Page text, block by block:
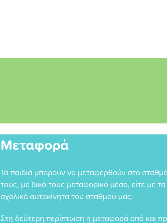
Μεταφορά
Τα παιδιά μπορούν να μεταφερθούν στο
τους, με δικό τους μεταφορικό μέσο, είτε με τα
σχολικά αυτοκίνητα του σταθμού μας.
Στη δεύτερη περίπτωση η μεταφορά από και